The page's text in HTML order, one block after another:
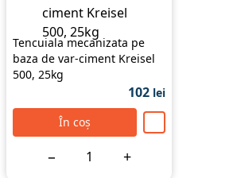
Tencuiala mecanizata pe
baza de var-ciment Kreisel
500, 25kg
102 lei
În coș
− +